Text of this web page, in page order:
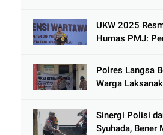
Kenjeran
UKW 2025
Humas PMJ:
Hoaks
Polres Langsa
Warga
Tamiang
Sinergi Polisi
Syuhada, Bener